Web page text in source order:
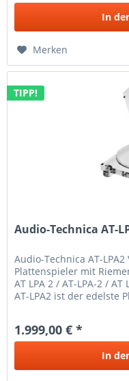
In
Merken
TIPP!
Audio-Technica AT-
Audio-Technica AT-
Plattenspieler mit
AT LPA 2 / AT-LPA-2 /
AT-LPA2 ist der edelste
1.999,00 € *
In